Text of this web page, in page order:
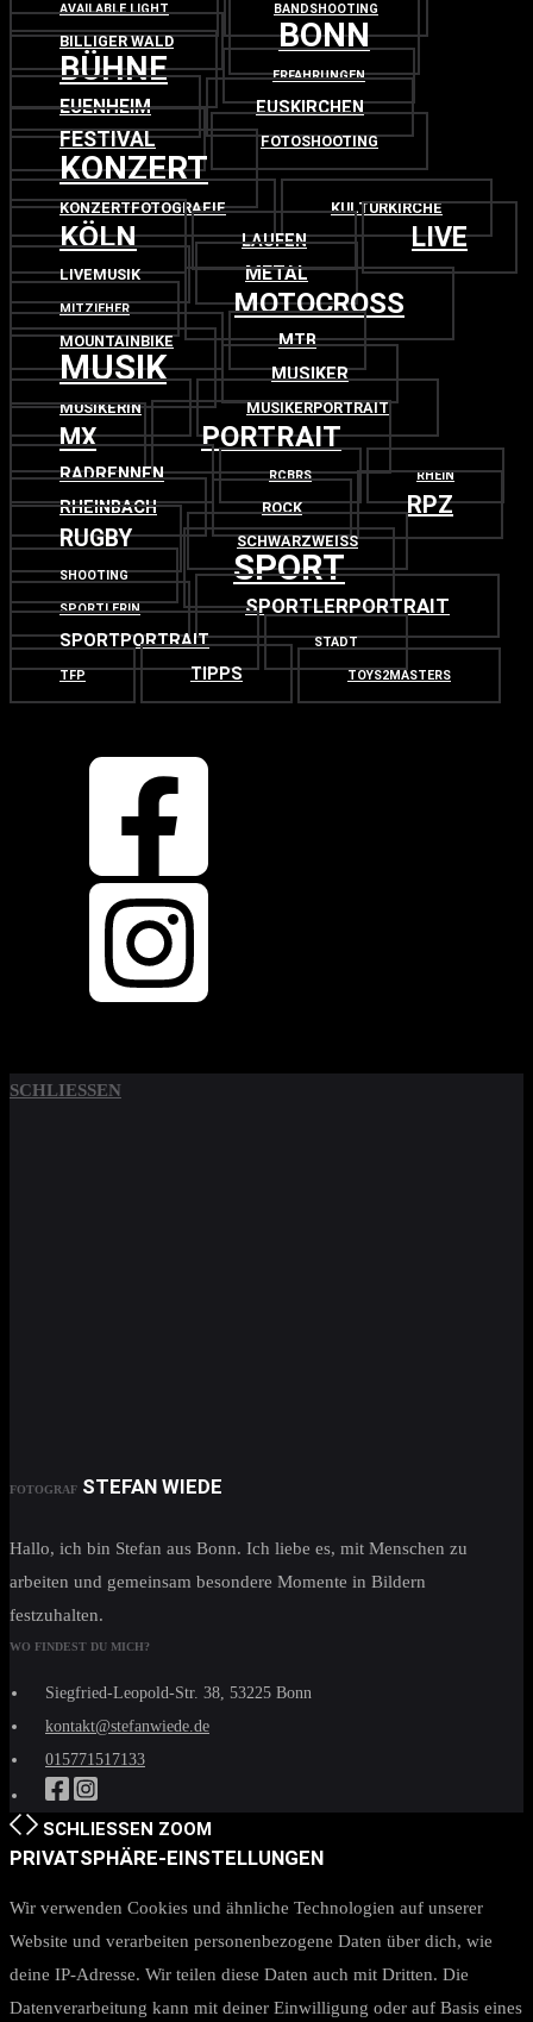
AVAILABLE LIGHT BANDSHOOTING
BILLIGER WALD BONN
BÜHNE ERFAHRUNGEN
EUENHEIM EUSKIRCHEN
FESTIVAL FOTOSHOOTING
KONZERT
KONZERTFOTOGRAFIE KULTURKIRCHE
KÖLN LAUFEN LIVE
LIVEMUSIK METAL
MITZIEHER MOTOCROSS
MOUNTAINBIKE MTB
MUSIK MUSIKER
MUSIKERIN MUSIKERPORTRAIT
MX PORTRAIT
RADRENNEN RCBRS RHEIN
RHEINBACH ROCK RPZ
RUGBY SCHWARZWEISS
SHOOTING SPORT
SPORTLERIN SPORTLERPORTRAIT
SPORTPORTRAIT STADT
TFP TIPPS TOYS2MASTERS
OBEN
SCHLIESSEN
FOTOGRAF STEFAN WIEDE
Hallo, ich bin Stefan aus Bonn. Ich liebe es, mit Menschen zu
arbeiten und gemeinsam besondere Momente in Bildern
festzuhalten.
WO FINDEST DU MICH?
Siegfried-Leopold-Str. 38, 53225 Bonn
kontakt@stefanwiede.de
015771517133
SCHLIESSEN ZOOM
PRIVATSPHÄRE-EINSTELLUNGEN
Wir verwenden Cookies und ähnliche Technologien auf unserer
Website und verarbeiten personenbezogene Daten über dich, wie
deine IP-Adresse. Wir teilen diese Daten auch mit Dritten. Die
Datenverarbeitung kann mit deiner Einwilligung oder auf Basis eines